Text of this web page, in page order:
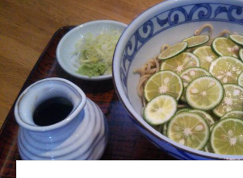
ッ
プ
テ
ン
へ
ス
キ
ッ